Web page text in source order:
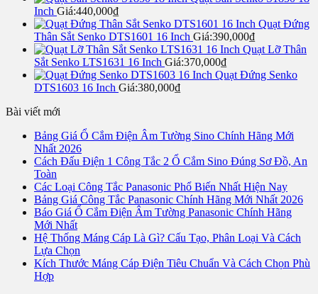
Inch Giá:440,000₫
Quạt Đứng
Thân Sắt Senko DTS1601 16 Inch Giá:390,000₫
Quạt Lỡ Thân
Sắt Senko LTS1631 16 Inch Giá:370,000₫
Quạt Đứng Senko
DTS1603 16 Inch Giá:380,000₫
Bài viết mới
Bảng Giá Ổ Cắm Điện Âm Tường Sino Chính Hãng Mới
Nhất 2026
Cách Đấu Điện 1 Công Tắc 2 Ổ Cắm Sino Đúng Sơ Đồ, An
Toàn
Các Loại Công Tắc Panasonic Phổ Biến Nhất Hiện Nay
Bảng Giá Công Tắc Panasonic Chính Hãng Mới Nhất 2026
Báo Giá Ổ Cắm Điện Âm Tường Panasonic Chính Hãng
Mới Nhất
Hệ Thống Máng Cáp Là Gì? Cấu Tạo, Phân Loại Và Cách
Lựa Chọn
Kích Thước Máng Cáp Điện Tiêu Chuẩn Và Cách Chọn Phù
Hợp